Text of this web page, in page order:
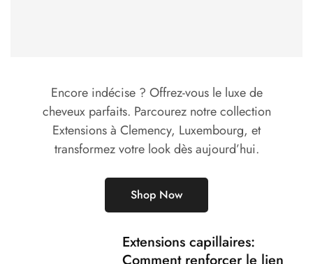
Encore indécise ? Offrez-vous le luxe de
cheveux parfaits. Parcourez notre collection
Extensions à Clemency, Luxembourg, et
transformez votre look dès aujourd’hui.
Shop Now
Extensions capillaires: